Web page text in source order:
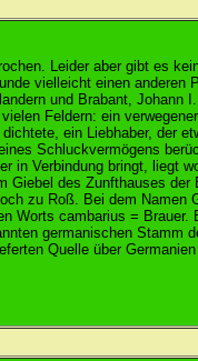
Leider aber gibt es
vielleicht einen anderen
und Brabant, Johann
Feldern: ein
ein Liebhaber, der
Schluckvermögens
in Verbindung bringt, liegt
Giebel des Zunfthauses der
zu Roß. Bei dem Namen
Worts cambarius = Brauer.
germanischen Stamm
Quelle über